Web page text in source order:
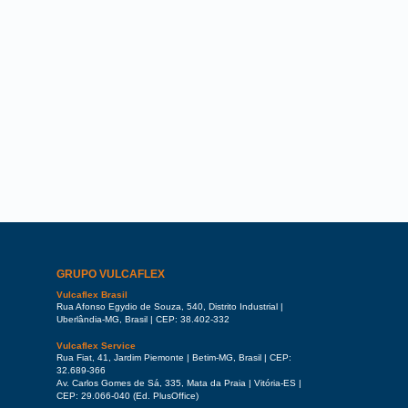
GRUPO VULCAFLEX
Vulcaflex Brasil
Rua Afonso Egydio de Souza, 540, Distrito Industrial |
Uberlândia-MG, Brasil | CEP: 38.402-332
Vulcaflex Service
Rua Fiat, 41, Jardim Piemonte | Betim-MG, Brasil | CEP:
32.689-366
Av. Carlos Gomes de Sá, 335, Mata da Praia | Vitória-ES |
CEP: 29.066-040 (Ed. PlusOffice)